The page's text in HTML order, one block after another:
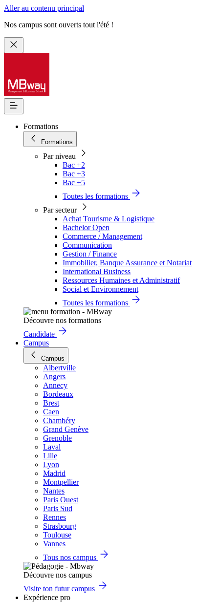
Aller au contenu principal
Nos campus sont ouverts tout l'été !
Formations
Formations
Par niveau
Bac +2
Bac +3
Bac +5
Toutes les formations
Par secteur
Achat Tourisme & Logistique
Bachelor Open
Commerce / Management
Communication
Gestion / Finance
Immobilier, Banque Assurance et Notariat
International Business
Ressources Humaines et Administratif
Social et Environnement
Toutes les formations
Découvre nos formations
Candidate
Campus
Campus
Albertville
Angers
Annecy
Bordeaux
Brest
Caen
Chambéry
Grand Genève
Grenoble
Laval
Lille
Lyon
Madrid
Montpellier
Nantes
Paris Ouest
Paris Sud
Rennes
Strasbourg
Toulouse
Vannes
Tous nos campus
Découvre nos campus
Visite ton futur campus
Expérience pro